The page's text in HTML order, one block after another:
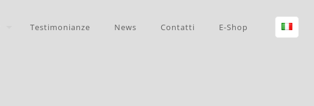
Testimonianze News Contatti E-Shop